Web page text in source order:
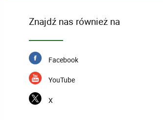
Znajdź nas również na
Facebook
YouTube
X